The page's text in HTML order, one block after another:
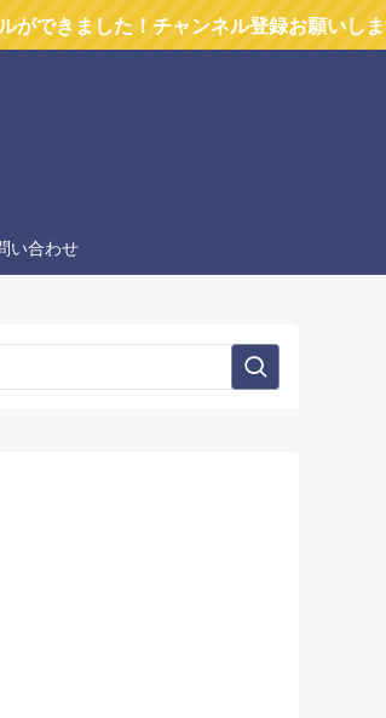
チャンネル登録お願いします
い合わせ